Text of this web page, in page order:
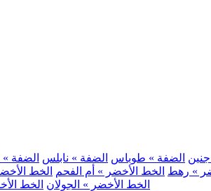
الضفة » طوباس الضفة » نابلس الضفة
» رهط الخط الأخضر » أم الفحم الخط
الخط الأخضر » الجولان الخط